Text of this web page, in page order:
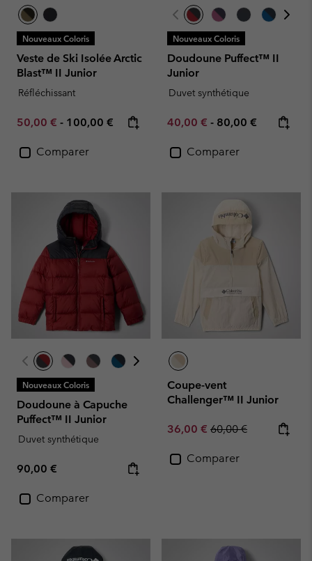
Nouveaux Coloris
Veste de Ski Isolée Arctic
Blast™ II Junior
Réfléchissant
Minimum sale price:
50,00 € - Maximum price:
100,00 €
Comparer
Nouveaux Coloris
Doudoune Puffect™ II
Junior
Duvet synthétique
Minimum sale price:
40,00 € - Maximum price:
80,00 €
Comparer
Nouveaux Coloris
Doudoune à Capuche
Puffect™ II Junior
Duvet synthétique
Regular price:
90,00 €
Comparer
Coupe-vent
Challenger™ II Junior
Sale price:
36,00 € Regular price:
60,00 €
Comparer